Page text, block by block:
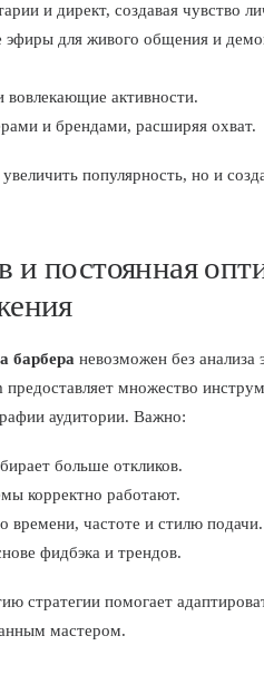
и директ, создавая чувство
эфиры для живого общения и
активности.
и брендами, расширяя охват.
популярность, но и
и постоянная
барбера невозможен без анализа
множество
аудитории. Важно:
больше откликов.
корректно работают.
времени, частоте и стилю подачи.
фидбэка и трендов.
стратегии помогает
мастером.